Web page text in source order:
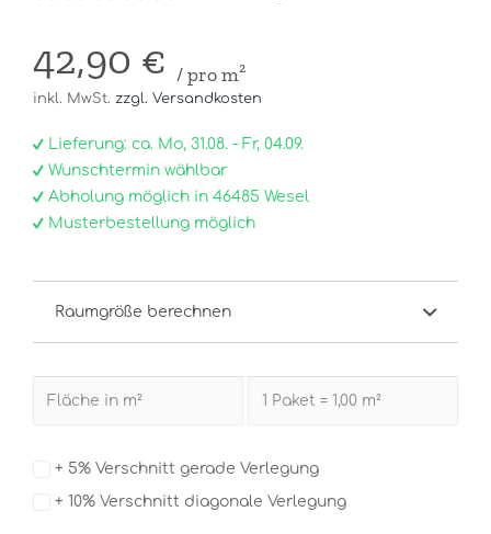
42,90 € / pro m²
inkl. MwSt. zzgl. Versandkosten
Lieferung: ca. Mo, 31.08. - Fr, 04.09.
Wunschtermin wählbar
Abholung möglich in 46485 Wesel
Musterbestellung möglich
Raumgröße berechnen
+ 5% Verschnitt gerade Verlegung
+ 10% Verschnitt diagonale Verlegung